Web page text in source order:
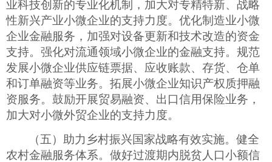
业科技创新的专业化机制，加大对专精特新、战略
性新兴产业小微企业的支持力度。优化制造业小微
企业金融服务，加强对设备更新和技术改造的资金
支持。强化对流通领域小微企业的金融支持。规范
发展小微企业供应链票据、应收账款、存货、仓单
和订单融资等业务。拓展小微企业知识产权质押融
资服务。鼓励开展贸易融资、出口信用保险业务，
加大对小微外贸企业的支持力度。
（五）助力乡村振兴国家战略有效实施。健全
农村金融服务体系。做好过渡期内脱贫人口小额信